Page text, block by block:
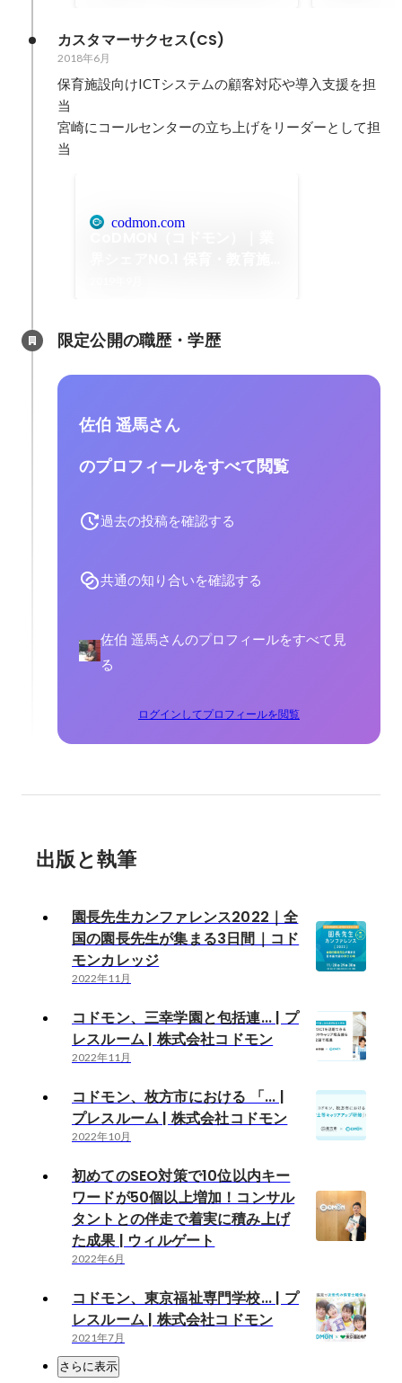
ゲート
カスタマーサクセス(CS)
2018年6月
保育施設向けICTシステムの顧客対応や導入支援を担
当
宮崎にコールセンターの立ち上げをリーダーとして担
当
codmon.com
限定公開の職歴・学歴
佐伯 遥馬さん
のプロフィールをすべて閲覧
過去の投稿を確認する
共通の知り合いを確認する
佐伯 遥馬さんのプロフィールをすべて見
る
ログインしてプロフィールを閲覧
出版と執筆
園長先生カンファレンス2022｜全
国の園長先生が集まる3日間｜コド
モンカレッジ
2022年11月
コドモン、三幸学園と包括連... | プ
レスルーム | 株式会社コドモン
2022年11月
コドモン、枚方市における 「... |
プレスルーム | 株式会社コドモン
2022年10月
初めてのSEO対策で10位以内キー
ワードが50個以上増加！コンサル
タントとの伴走で着実に積み上げ
た成果 | ウィルゲート
2022年6月
コドモン、東京福祉専門学校... | プ
レスルーム | 株式会社コドモン
2021年7月
さらに表示